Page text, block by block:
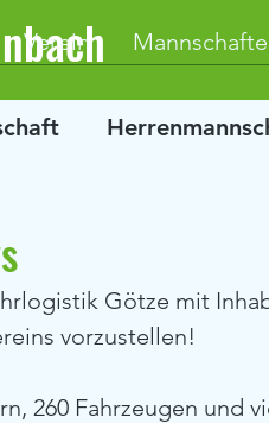
Verein
Götze mit
vorzustellen!
260 Fahrzeugen und